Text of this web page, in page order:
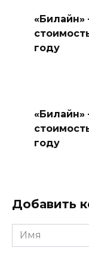
«Билайн»
году
«Билайн»
году
Добавить
Имя
*